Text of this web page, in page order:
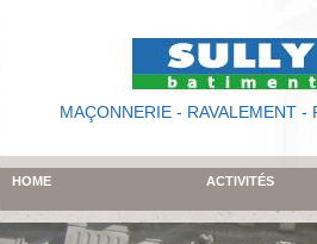
MAÇONNERIE - RAVALEMENT -
HOME ACTIVITÉS